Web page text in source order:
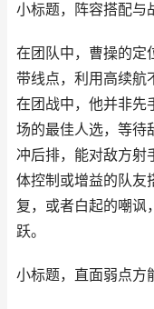
小标题，阵容搭配与
在团队中，曹操的定
带线点，利用高续航
在团战中，他并非先
场的最佳人选，等待
冲后排，能对敌方射
体控制或增益的队友
复，或者白起的嘲讽
跃。
小标题，直面弱点方